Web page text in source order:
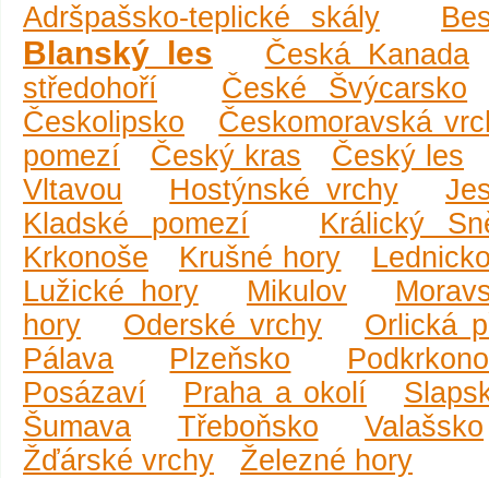
Adršpašsko-teplické skály
Blanský les
Česká Kanada
středohoří
České Švýcarsko
Českolipsko
Českomoravská
pomezí
Český kras
Český les
Vltavou
Hostýnské vrchy
Kladské pomezí
Králický
Krkonoše
Krušné hory
Lužické hory
Mikulov
hory
Oderské vrchy
Orlická
Pálava
Plzeňsko
Posázaví
Praha a okolí
Šumava
Třeboňsko
Valašsko
Žďárské vrchy
Železné hory